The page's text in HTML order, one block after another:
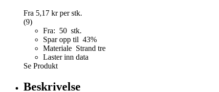
Fra 5,17 krper stk.
(9)
Fra: 50 stk.
Spar opp til 43%
Materiale Strand tre
Laster inn data
Se Produkt
Beskrivelse